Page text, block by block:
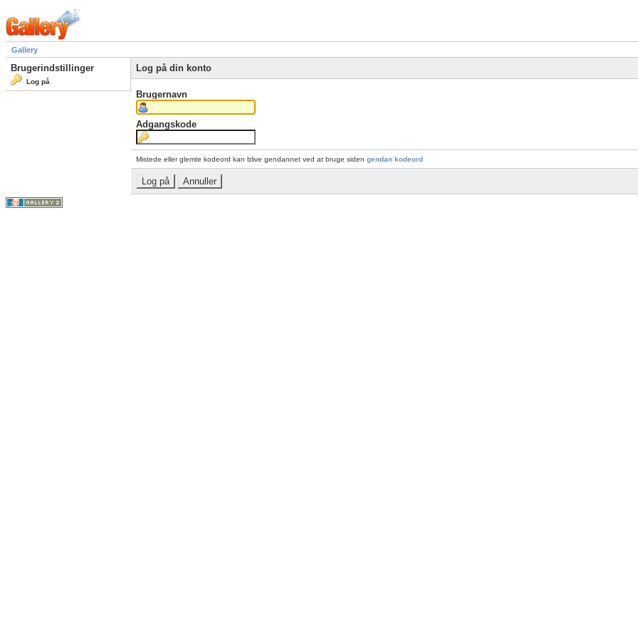
Gallery
Brugerindstillinger
Log på
Log på din konto
Brugernavn
Adgangskode
Mistede eller glemte kodeord kan blive gendannet ved at bruge siden gendan kodeord